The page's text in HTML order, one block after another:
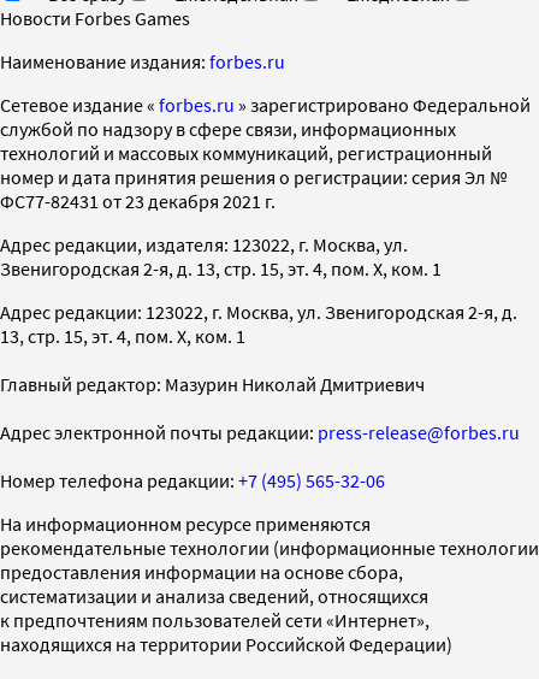
Новости Forbes Games
Наименование издания: forbes.ru
Cетевое издание « forbes.ru » зарегистрировано Федеральной
службой по надзору в сфере связи, информационных
технологий и массовых коммуникаций, регистрационный
номер и дата принятия решения о регистрации: серия Эл №
ФС77-82431 от 23 декабря 2021 г.
Адрес редакции, издателя: 123022, г. Москва, ул.
Звенигородская 2-я, д. 13, стр. 15, эт. 4, пом. X, ком. 1
Адрес редакции: 123022, г. Москва, ул. Звенигородская 2-я, д.
13, стр. 15, эт. 4, пом. X, ком. 1
Главный редактор: Мазурин Николай Дмитриевич
Адрес электронной почты редакции: press-release@forbes.ru
Номер телефона редакции: +7 (495) 565-32-06
На информационном ресурсе применяются
рекомендательные технологии (информационные технологии
предоставления информации на основе сбора,
систематизации и анализа сведений, относящихся
к предпочтениям пользователей сети «Интернет»,
находящихся на территории Российской Федерации)